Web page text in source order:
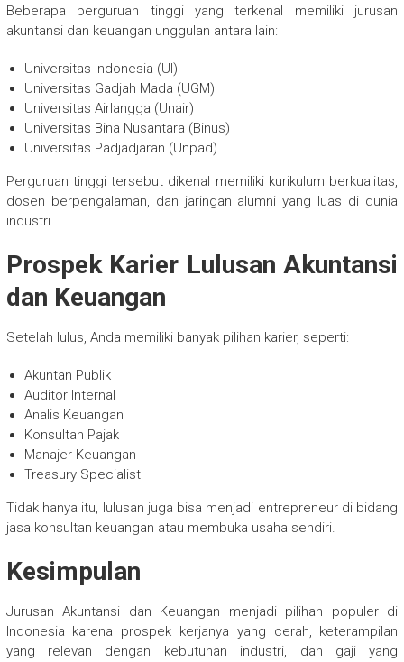
Beberapa perguruan tinggi yang terkenal memiliki jurusan
akuntansi dan keuangan unggulan antara lain:
Universitas Indonesia (UI)
Universitas Gadjah Mada (UGM)
Universitas Airlangga (Unair)
Universitas Bina Nusantara (Binus)
Universitas Padjadjaran (Unpad)
Perguruan tinggi tersebut dikenal memiliki kurikulum berkualitas,
dosen berpengalaman, dan jaringan alumni yang luas di dunia
industri.
Prospek Karier Lulusan Akuntansi
dan Keuangan
Setelah lulus, Anda memiliki banyak pilihan karier, seperti:
Akuntan Publik
Auditor Internal
Analis Keuangan
Konsultan Pajak
Manajer Keuangan
Treasury Specialist
Tidak hanya itu, lulusan juga bisa menjadi entrepreneur di bidang
jasa konsultan keuangan atau membuka usaha sendiri.
Kesimpulan
Jurusan Akuntansi dan Keuangan menjadi pilihan populer di
Indonesia karena prospek kerjanya yang cerah, keterampilan
yang relevan dengan kebutuhan industri, dan gaji yang